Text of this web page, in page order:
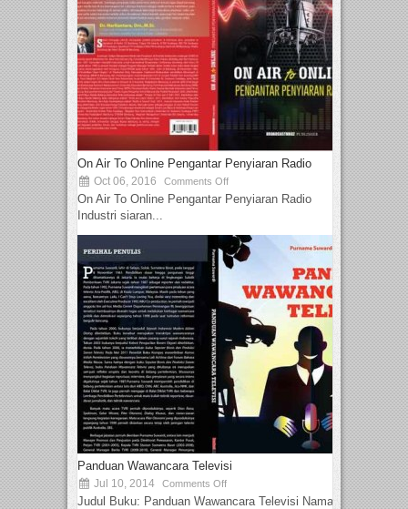
On Air To Online Pengantar Penyiaran Radio
Oct 06, 2016 Comments Off
On Air To Online Pengantar Penyiaran Radio
Industri siaran...
Panduan Wawancara Televisi
Jul 10, 2014 Comments Off
Judul Buku: Panduan Wawancara Televisi Nama